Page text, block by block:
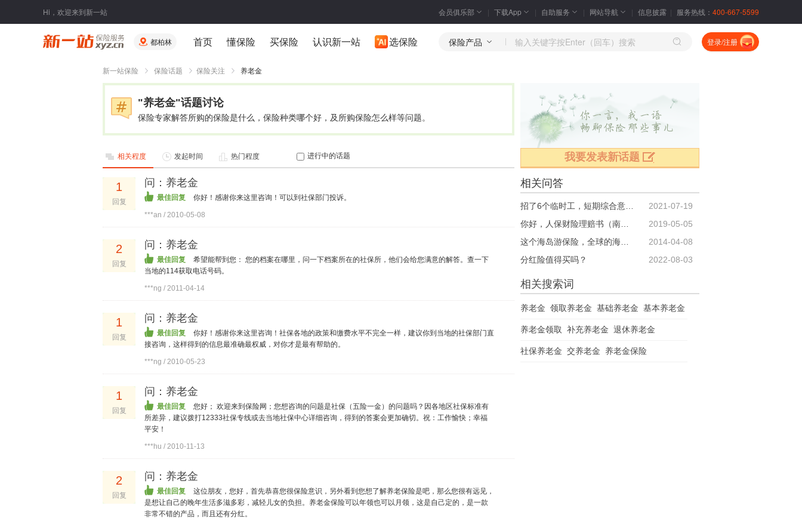
Hi，欢迎来到新一站 会员俱乐部 下载App 自助服务 网站导航 信息披露 服务热线： 400-667-5599
都柏林 首页 懂保险 买保险 认识新一站 选保险 保险产品 登录/注册
新一站保险 保险话题 保险关注 养老金
"养老金"话题讨论
保险专家解答所购的保险是什么，保险种类哪个好，及所购保险怎么样等问题。
相关程度 发起时间 热门程度 进行中的话题
1
回复
问：养老金
最佳回复 你好！感谢你来这里咨询！可以到社保部门投诉。
***an / 2010-05-08
2
回复
问：养老金
最佳回复
希望能帮到您： 您的档案在哪里，问一下档案所在的社保所，他们会给您满意的解答。查一下
当地的114获取电话号码。
***ng / 2011-04-14
1
回复
问：养老金
最佳回复
你好！感谢你来这里咨询！社保各地的政策和缴费水平不完全一样，建议你到当地的社保部门直
接咨询，这样得到的信息最准确最权威，对你才是最有帮助的。
***ng / 2010-05-23
1
回复
问：养老金
最佳回复
您好； 欢迎来到保险网；您想咨询的问题是社保（五险一金）的问题吗？因各地区社保标准有
所差异，建议拨打12333社保专线或去当地社保中心详细咨询，得到的答案会更加确切。祝：工作愉快；幸福
平安！
***hu / 2010-11-13
2
回复
问：养老金
最佳回复
这位朋友，您好，首先恭喜您很保险意识，另外看到您想了解养老保险是吧，那么您很有远见，
是想让自己的晚年生活多滋多彩，减轻儿女的负担。养老金保险可以年领也可以月领，这是自己定的，是一款
非常不错的产品，而且还有分红。
我要发表新话题
相关问答
2021-07-19
2019-05-05
2014-04-08
分红险值得买吗？
2022-08-03
相关搜索词
养老金 领取养老金 基础养老金 基本养老金
养老金领取 补充养老金 退休养老金
社保养老金 交养老金 养老金保险